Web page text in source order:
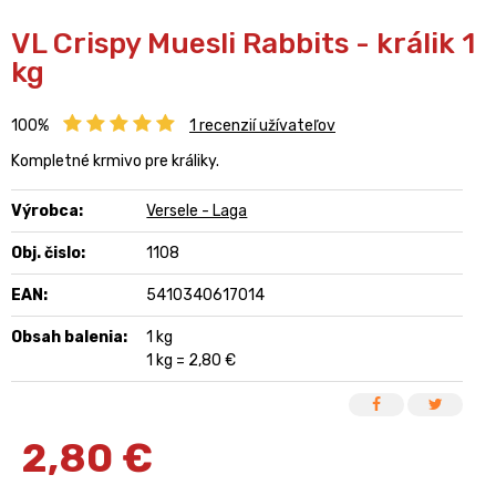
VL Crispy Muesli Rabbits - králik 1
kg
100% 1 recenzií užívateľov
Kompletné krmivo pre králiky.
Výrobca: Versele - Laga
Obj. čislo: 1108
EAN: 5410340617014
Obsah balenia:
1 kg
1 kg = 2,80 €
2,80 €